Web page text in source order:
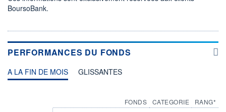
BoursoBank.
PERFORMANCES DU FONDS
A LA FIN DE MOIS GLISSANTES
FONDS CATEGORIE RANG*